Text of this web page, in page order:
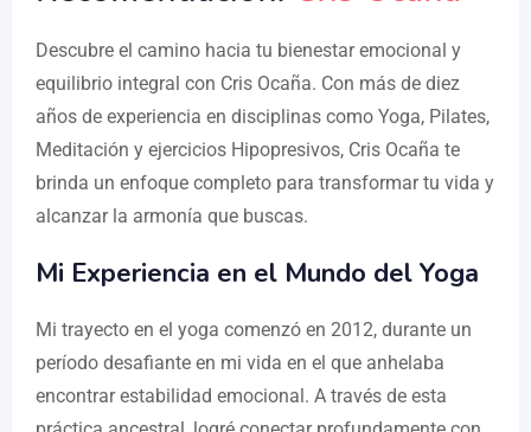
Descubre el camino hacia tu bienestar emocional y
equilibrio integral con Cris Ocaña. Con más de diez
años de experiencia en disciplinas como Yoga, Pilates,
Meditación y ejercicios Hipopresivos, Cris Ocaña te
brinda un enfoque completo para transformar tu vida y
alcanzar la armonía que buscas.
Mi Experiencia en el Mundo del Yoga
Mi trayecto en el yoga comenzó en 2012, durante un
período desafiante en mi vida en el que anhelaba
encontrar estabilidad emocional. A través de esta